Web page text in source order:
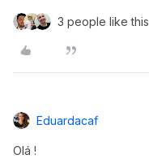
3 people like this
Eduardacaf
Olá !